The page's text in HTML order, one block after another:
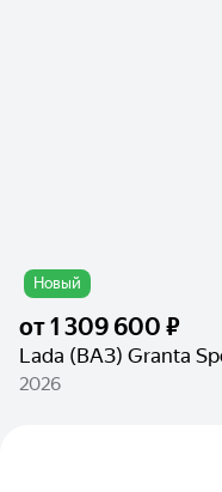
Новый
от1 309 600 ₽
Lada (ВАЗ) Granta
2026